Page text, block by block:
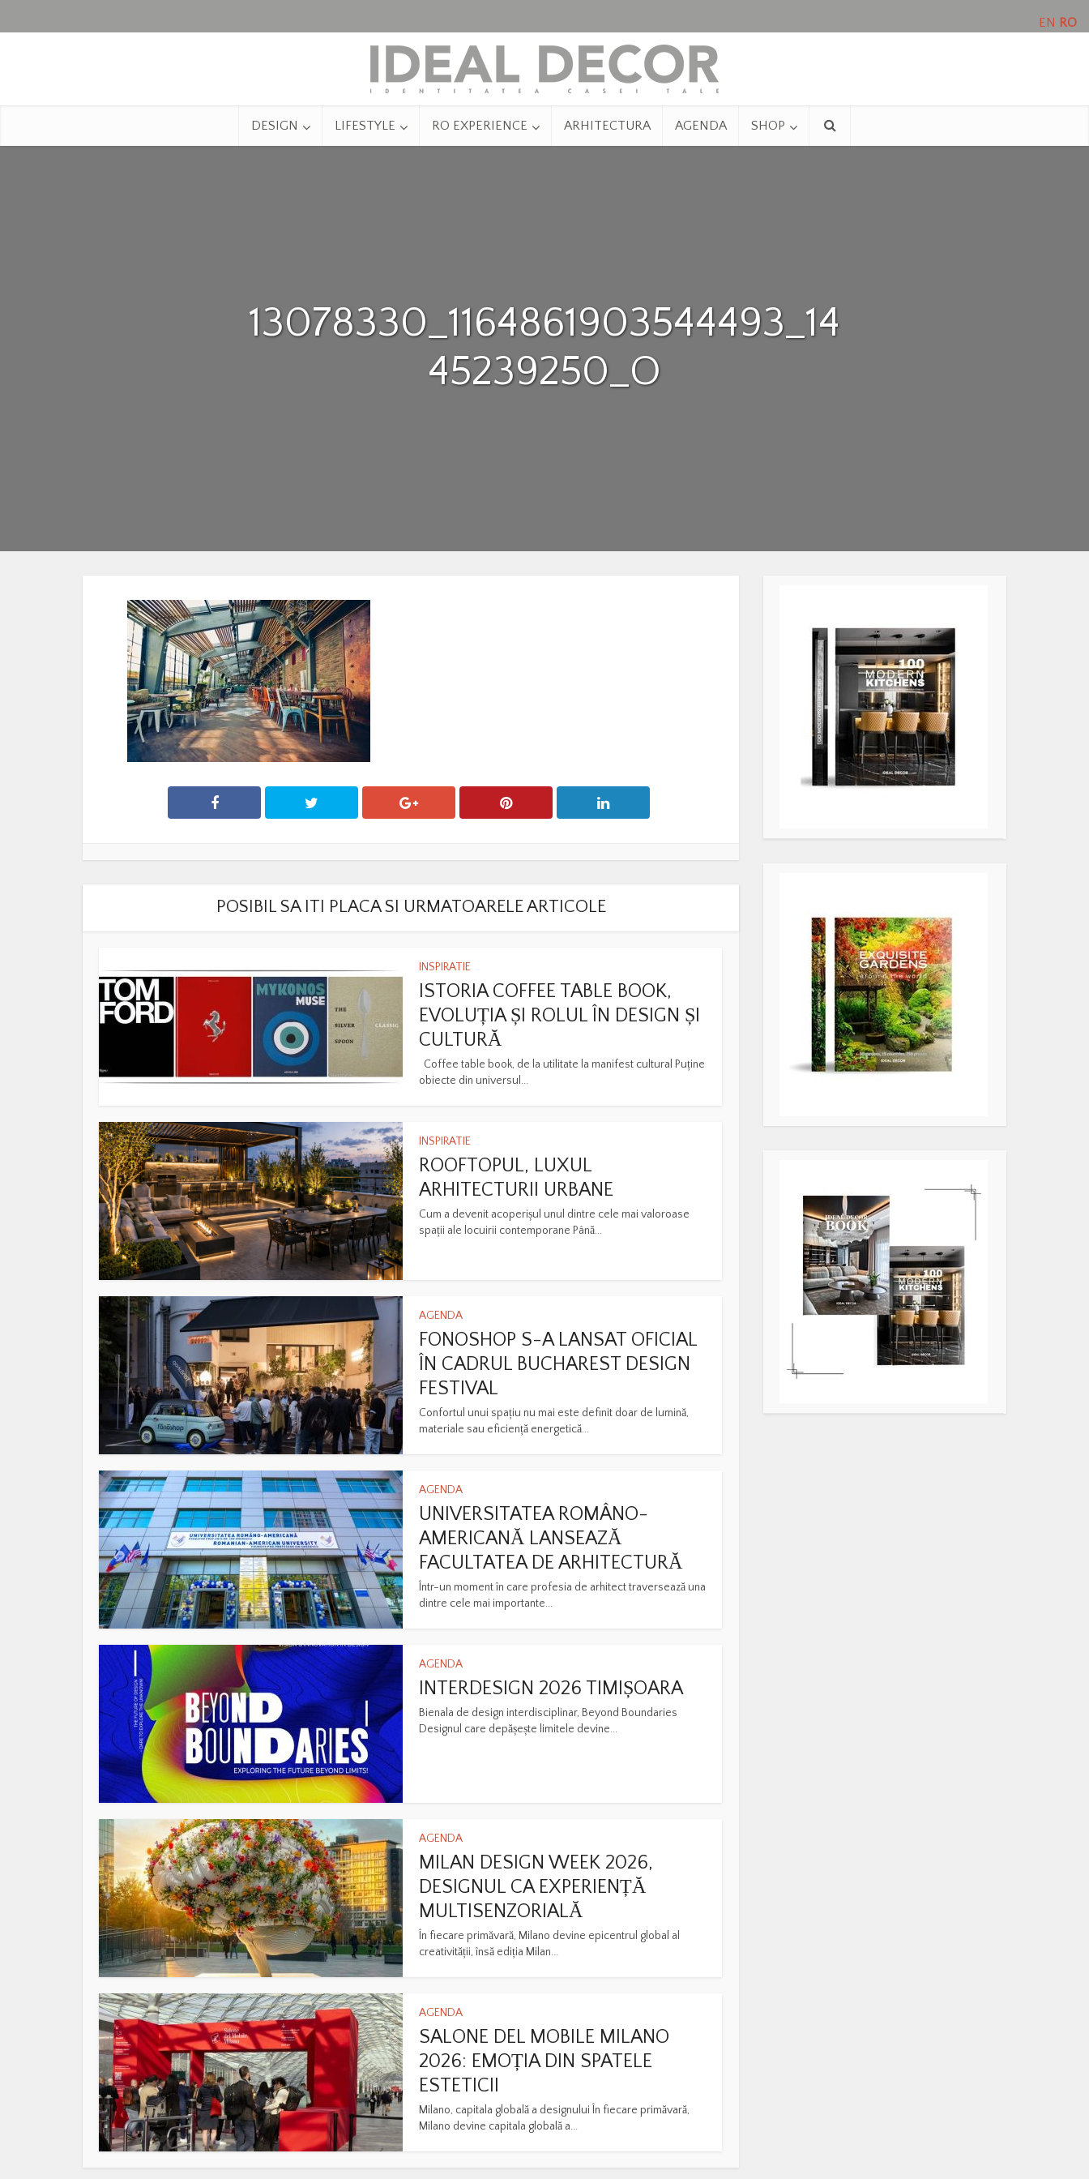
DESIGN LIFESTYLE RO EXPERIENCE ARHITECTURA AGENDA SHOP
13078330_1164861903544493_14
45239250_O
POSIBIL SA ITI PLACA SI URMATOARELE ARTICOLE
INSPIRATIE
ISTORIA COFFEE TABLE BOOK,
EVOLUȚIA ȘI ROLUL ÎN DESIGN ȘI
CULTURĂ
Coffee table book, de la utilitate la manifest cultural Puține
obiecte din universul...
INSPIRATIE
ROOFTOPUL, LUXUL
ARHITECTURII URBANE
Cum a devenit acoperișul unul dintre cele mai valoroase
spații ale locuirii contemporane Până...
AGENDA
FONOSHOP S-A LANSAT OFICIAL
ÎN CADRUL BUCHAREST DESIGN
FESTIVAL
Confortul unui spațiu nu mai este definit doar de lumină,
materiale sau eficiență energetică...
AGENDA
UNIVERSITATEA ROMÂNO-
AMERICANĂ LANSEAZĂ
FACULTATEA DE ARHITECTURĂ
Într-un moment în care profesia de arhitect traversează una
dintre cele mai importante...
AGENDA
INTERDESIGN 2026 TIMIȘOARA
Bienala de design interdisciplinar, Beyond Boundaries
Designul care depășește limitele devine...
AGENDA
MILAN DESIGN WEEK 2026,
DESIGNUL CA EXPERIENȚĂ
MULTISENZORIALĂ
În fiecare primăvară, Milano devine epicentrul global al
creativității, însă ediția Milan...
AGENDA
SALONE DEL MOBILE MILANO
2026: EMOȚIA DIN SPATELE
ESTETICII
Milano, capitala globală a designului În fiecare primăvară,
Milano devine capitala globală a...
EN RO